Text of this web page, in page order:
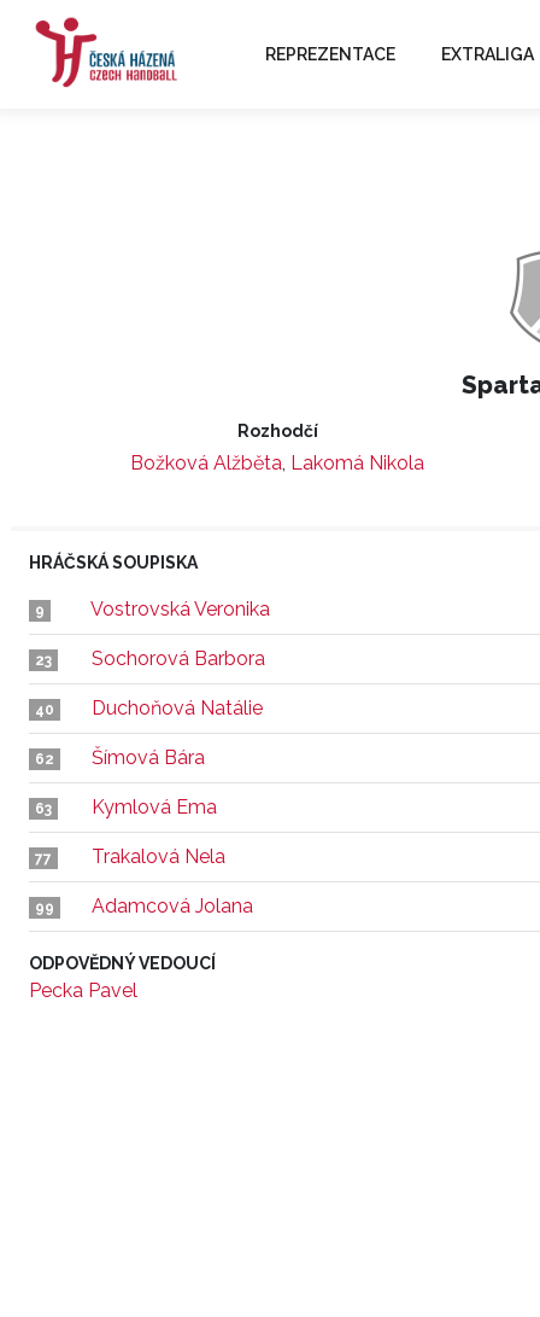
REPREZENTACE EXTRALIGA
Rozhodčí
Božková Alžběta, Lakomá Nikola
HRÁČSKÁ SOUPISKA
9 Vostrovská Veronika
23 Sochorová Barbora
40 Duchoňová Natálie
62 Šímová Bára
63 Kymlová Ema
77 Trakalová Nela
99 Adamcová Jolana
ODPOVĚDNÝ VEDOUCÍ
Pecka Pavel